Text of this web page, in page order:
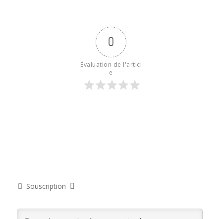
0
Évaluation de l'articl
e
Souscription